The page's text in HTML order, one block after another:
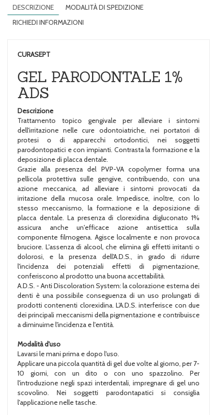
DESCRIZIONE
MODALITÀ DI SPEDIZIONE
RICHIEDI INFORMAZIONI
CURASEPT
GEL PARODONTALE 1%
ADS
Descrizione
Trattamento topico gengivale per alleviare i sintomi
dell'irritazione nelle cure odontoiatriche, nei portatori di
protesi o di apparecchi ortodontici, nei soggetti
parodontopatici e con impianti. Contrasta la formazione e la
deposizione di placca dentale.
Grazie alla presenza del PVP-VA copolymer forma una
pellicola protettiva sulle gengive, contribuendo, con una
azione meccanica, ad alleviare i sintomi provocati da
irritazione della mucosa orale. Impedisce, inoltre, con lo
stesso meccanismo, la formazione e la deposizione di
placca dentale. La presenza di clorexidina digluconato 1%
assicura anche un'efficace azione antisettica sulla
componente filmogena. Agisce localmente e non provoca
bruciore. L'assenza di alcool, che elimina gli effetti irritanti o
dolorosi, e la presenza dell'A.D.S., in grado di ridurre
l'incidenza dei potenziali effetti di pigmentazione,
conferiscono al prodotto una buona accettabilità.
A.D.S. - Anti Discoloration System: la colorazione esterna dei
denti è una possibile conseguenza di un uso prolungati di
prodotti contenenti clorexidina. L'A.D.S. interferisce con due
dei principali meccanismi della pigmentazione e contribuisce
a diminuirne l'incidenza e l'entità.
Modalità d'uso
Lavarsi le mani prima e dopo l'uso.
Applicare una piccola quantità di gel due volte al giorno, per 7-
10 giorni, con un dito o con uno spazzolino. Per
l'introduzione negli spazi interdentali, impregnare di gel uno
scovolino. Nei soggetti parodontapatici si consiglia
l'applicazione nelle tasche.